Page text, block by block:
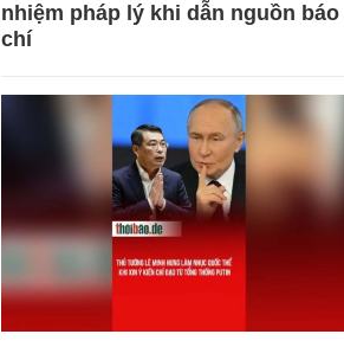
nhiệm pháp lý khi dẫn nguồn báo
chí